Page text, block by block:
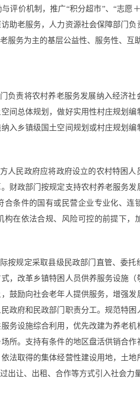
评价机制，推广“积分超市”、“志愿
助老服务，人力资源社会保障部门
服务为主的基层公益性、服务性、互
负责将农村养老服务发展纳入经济
间总体规划，做好实用性村庄规划
入乡镇级国土空间规划或村庄规划
人民政府应将政府设立的农村特困
财政部门按规定支持农村养老服务
条件的国有或民营企业专业化、连
在依法合规、风险可控的前提下，
按规定采取县级民政部门直管、委
，改革乡镇特困人员供养服务设施
鼓励向社会老年人提供服务，增强
政府和民政部门职责分工。规范特困
务设施综合利用，优先改建为养老
所。支持有条件的地区盘活供销合
法取得的集体经营性建设用地，土
出让、出租、合作等方式引入社会力